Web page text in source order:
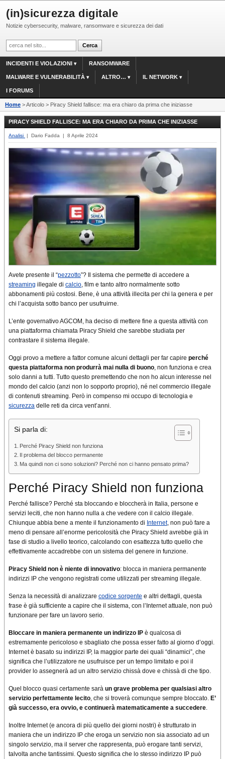
(in)sicurezza digitale
Notizie cybersecurity, malware, ransomware e sicurezza dei dati
INCIDENTI E VIOLAZIONI RANSOMWARE
MALWARE E VULNERABILITÀ ALTRO… IL NETWORK
I FORUMS
Home > Articolo > Piracy Shield fallisce: ma era chiaro da prima che iniziasse
PIRACY SHIELD FALLISCE: MA ERA CHIARO DA PRIMA CHE INIZIASSE
Analisi | Dario Fadda | 8 Aprile 2024
Avete presente il “pezzotto”? Il sistema che permette di accedere a
streaming illegale di calcio , film e tanto altro normalmente sotto
abbonamenti più costosi. Bene, è una attività illecita per chi la genera e per
chi l’acquista sotto banco per usufruirne.
L’ente governativo AGCOM, ha deciso di mettere fine a questa attività con
una piattaforma chiamata Piracy Shield che sarebbe studiata per
contrastare il sistema illegale.
Oggi provo a mettere a fattor comune alcuni dettagli per far capire perché
questa piattaforma non produrrà mai nulla di buono , non funziona e crea
solo danni a tutti. Tutto questo premettendo che non ho alcun interesse nel
mondo del calcio (anzi non lo sopporto proprio), né nel commercio illegale
di contenuti streaming. Però in compenso mi occupo di tecnologia e
sicurezza delle reti da circa vent’anni.
Si parla di:
Perché Piracy Shield non funziona
Il problema del blocco permanente
Ma quindi non ci sono soluzioni? Perché non ci hanno pensato prima?
Perché Piracy Shield non funziona
Perché fallisce? Perché sta bloccando e bloccherà in Italia, persone e
servizi leciti, che non hanno nulla a che vedere con il calcio illegale.
Chiunque abbia bene a mente il funzionamento di Internet, non può fare a
meno di pensare all’enorme pericolosità che Piracy Shield avrebbe già in
fase di studio a livello teorico, calcolando con esattezza tutto quello che
effettivamente accadrebbe con un sistema del genere in funzione.
Piracy Shield non è niente di innovativo: blocca in maniera permanente
indirizzi IP che vengono registrati come utilizzati per streaming illegale.
Senza la necessità di analizzare codice sorgente e altri dettagli, questa
frase è già sufficiente a capire che il sistema, con l’Internet attuale, non può
funzionare per fare un lavoro serio.
Bloccare in maniera permanente un indirizzo IP è qualcosa di
estremamente pericoloso e sbagliato che possa esser fatto al giorno d’oggi.
Internet è basato su indirizzi IP, la maggior parte dei quali “dinamici”, che
significa che l’utilizzatore ne usufruisce per un tempo limitato e poi il
provider lo assegnerà ad un altro servizio chissà dove e chissà di che tipo.
Quel blocco quasi certamente sarà un grave problema per qualsiasi altro
servizio perfettamente lecito , che si troverà comunque sempre bloccato. E’
già successo, era ovvio, e continuerà matematicamente a succedere
Inoltre Internet (e ancora di più quello dei giorni nostri) è strutturato in
maniera che un indirizzo IP che eroga un servizio non sia associato ad un
singolo servizio, ma il server che rappresenta, può erogare tanti servizi,
talvolta anche tantissimi. Questo significa che lo stesso indirizzo IP può